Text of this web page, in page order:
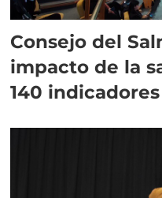
Consejo del
impacto de la
140 indicadores